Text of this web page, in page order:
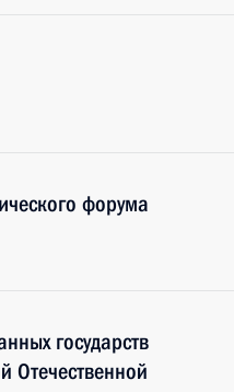
форума
государств
Отечественной